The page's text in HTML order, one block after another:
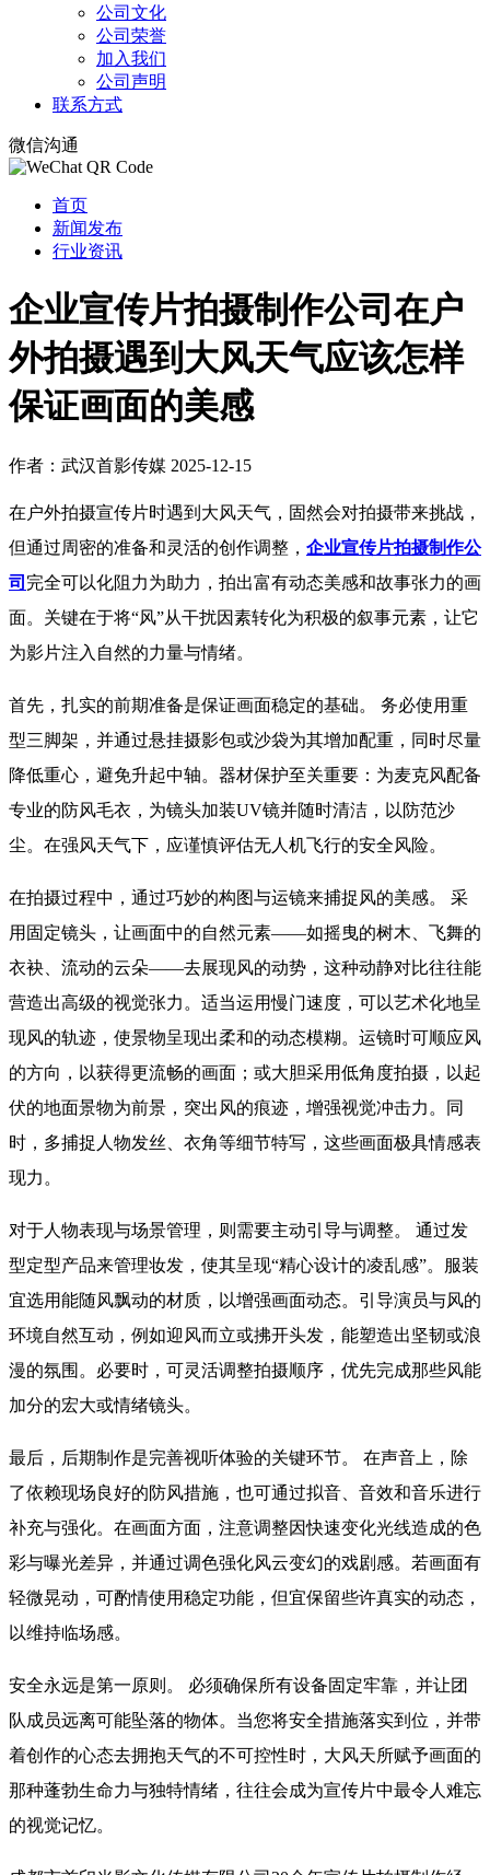
公司文化
公司荣誉
加入我们
公司声明
联系方式
微信沟通
首页
新闻发布
行业资讯
企业宣传片拍摄制作公司在户
外拍摄遇到大风天气应该怎样
保证画面的美感
作者：武汉首影传媒 2025-12-15
在户外拍摄宣传片时遇到大风天气，固然会对拍摄带来挑战，
但通过周密的准备和灵活的创作调整， 企业宣传片拍摄制作公
司 完全可以化阻力为助力，拍出富有动态美感和故事张力的画
面。关键在于将“风”从干扰因素转化为积极的叙事元素，让它
为影片注入自然的力量与情绪。
首先，扎实的前期准备是保证画面稳定的基础。 务必使用重
型三脚架，并通过悬挂摄影包或沙袋为其增加配重，同时尽量
降低重心，避免升起中轴。器材保护至关重要：为麦克风配备
专业的防风毛衣，为镜头加装UV镜并随时清洁，以防范沙
尘。在强风天气下，应谨慎评估无人机飞行的安全风险。
在拍摄过程中，通过巧妙的构图与运镜来捕捉风的美感。 采
用固定镜头，让画面中的自然元素——如摇曳的树木、飞舞的
衣袂、流动的云朵——去展现风的动势，这种动静对比往往能
营造出高级的视觉张力。适当运用慢门速度，可以艺术化地呈
现风的轨迹，使景物呈现出柔和的动态模糊。运镜时可顺应风
的方向，以获得更流畅的画面；或大胆采用低角度拍摄，以起
伏的地面景物为前景，突出风的痕迹，增强视觉冲击力。同
时，多捕捉人物发丝、衣角等细节特写，这些画面极具情感表
现力。
对于人物表现与场景管理，则需要主动引导与调整。 通过发
型定型产品来管理妆发，使其呈现“精心设计的凌乱感”。服装
宜选用能随风飘动的材质，以增强画面动态。引导演员与风的
环境自然互动，例如迎风而立或拂开头发，能塑造出坚韧或浪
漫的氛围。必要时，可灵活调整拍摄顺序，优先完成那些风能
加分的宏大或情绪镜头。
最后，后期制作是完善视听体验的关键环节。 在声音上，除
了依赖现场良好的防风措施，也可通过拟音、音效和音乐进行
补充与强化。在画面方面，注意调整因快速变化光线造成的色
彩与曝光差异，并通过调色强化风云变幻的戏剧感。若画面有
轻微晃动，可酌情使用稳定功能，但宜保留些许真实的动态，
以维持临场感。
安全永远是第一原则。 必须确保所有设备固定牢靠，并让团
队成员远离可能坠落的物体。当您将安全措施落实到位，并带
着创作的心态去拥抱天气的不可控性时，大风天所赋予画面的
那种蓬勃生命力与独特情绪，往往会成为宣传片中最令人难忘
的视觉记忆。